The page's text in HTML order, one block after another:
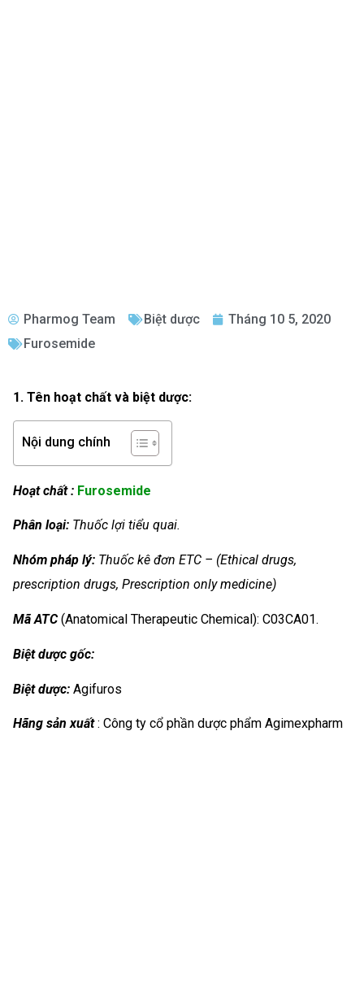
Pharmog Team Biệt dược
Tháng 10 5, 2020
Furosemide
1. Tên hoạt chất và biệt dược:
Nội dung chính
Hoạt chất : Furosemide
Phân loại: Thuốc lợi tiểu quai.
Nhóm pháp lý: Thuốc kê đơn ETC – (Ethical drugs,
prescription drugs, Prescription only medicine)
Mã ATC(Anatomical Therapeutic Chemical): C03CA01.
Biệt dược gốc:
Biệt dược: Agifuros
Hãng sản xuất: Công ty cổ phần dược phẩm Agimexpharm